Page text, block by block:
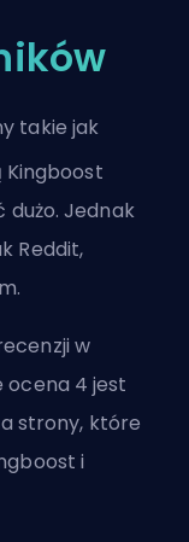
takie jak
Kingboost
dużo. Jednak
Reddit,
w
ocena 4 jest
strony, które
i